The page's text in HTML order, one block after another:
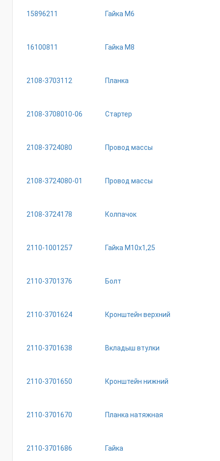
15896211 Гайка М6
16100811 Гайка М8
2108-3703112 Планка
2108-3708010-06 Стартер
2108-3724080 Провод массы
2108-3724080-01 Провод массы
2108-3724178 Колпачок
2110-1001257 Гайка М10х1,25
2110-3701376 Болт
2110-3701624 Кронштейн верхний
2110-3701638 Вкладыш втулки
2110-3701650 Кронштейн нижний
2110-3701670 Планка натяжная
2110-3701686 Гайка